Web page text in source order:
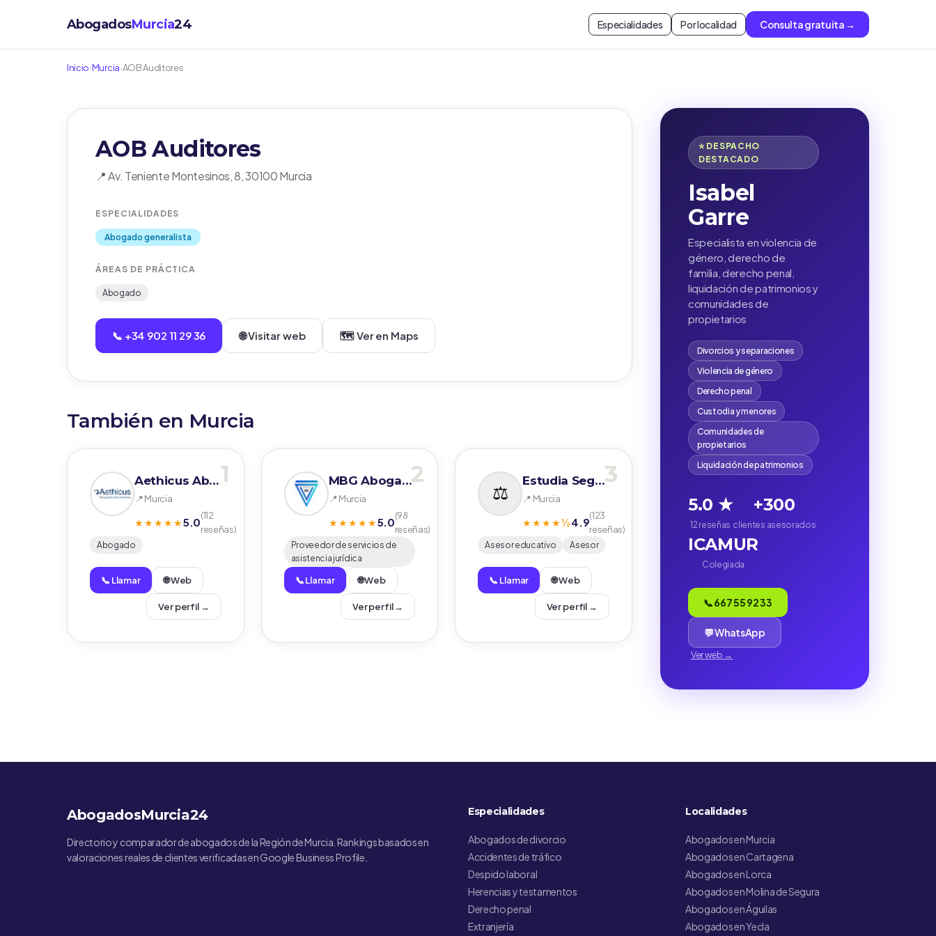
AbogadosMurcia24 Especialidades Por localidad Consulta gratuita →
Inicio›Murcia›AOB Auditores
AOB Auditores
📍 Av. Teniente Montesinos, 8, 30100 Murcia
ESPECIALIDADES
Abogado generalista
ÁREAS DE PRÁCTICA
Abogado
📞 +34 902 11 29 36 🌐 Visitar web 🗺️ Ver en Maps
También en Murcia
1
Aethicus Abogados
📍 Murcia
★★★★★5.0(112
reseñas)
Abogado
📞 Llamar 🌐 Web
Ver perfil →
2
MBG Abogados
📍 Murcia
★★★★★5.0(98
reseñas)
Proveedor de servicios de
asistencia jurídica
📞 Llamar 🌐 Web
Ver perfil →
3
Estudia Seguro
📍 Murcia
★★★★½4.9(123
reseñas)
Asesor educativo Asesor
📞 Llamar 🌐 Web
Ver perfil →
⭐ DESPACHO
DESTACADO
Isabel
Garre
Especialista en violencia de
género, derecho de
familia, derecho penal,
liquidación de patrimonios y
comunidades de
propietarios
Divorcios y separaciones
Violencia de género
Derecho penal
Custodia y menores
Comunidades de
propietarios
Liquidación de patrimonios
5.0 ★
12 reseñas
+300
clientes asesorados
ICAMUR
Colegiada
📞 667 55 92 33
💬 WhatsApp
Ver web →
AbogadosMurcia24
Directorio y comparador de abogados de la Región de Murcia. Rankings basados en
valoraciones reales de clientes verificadas en Google Business Profile.
Especialidades
Abogados de divorcio
Accidentes de tráfico
Despido laboral
Herencias y testamentos
Derecho penal
Extranjería
Localidades
Abogados en Murcia
Abogados en Cartagena
Abogados en Lorca
Abogados en Molina de Segura
Abogados en Águilas
Abogados en Yecla